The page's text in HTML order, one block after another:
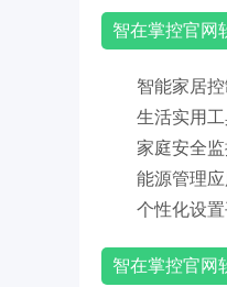
智在掌控官网
智能家居
生活实用
家庭安全
能源管理
个性化设
智在掌控官网